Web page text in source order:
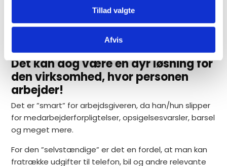
Tillad valgte
Afvis
Tag kontrol over din ejendomsskat
Få Vejledning
Det kan dog være en dyr løsning for
den virksomhed, hvor personen
arbejder!
Det er ”smart” for arbejdsgiveren, da han/hun slipper
for medarbejderforpligtelser, opsigelsesvarsler, barsel
og meget mere.
For den ”selvstændige” er det en fordel, at man kan
fratrække udgifter til telefon, bil og andre relevante